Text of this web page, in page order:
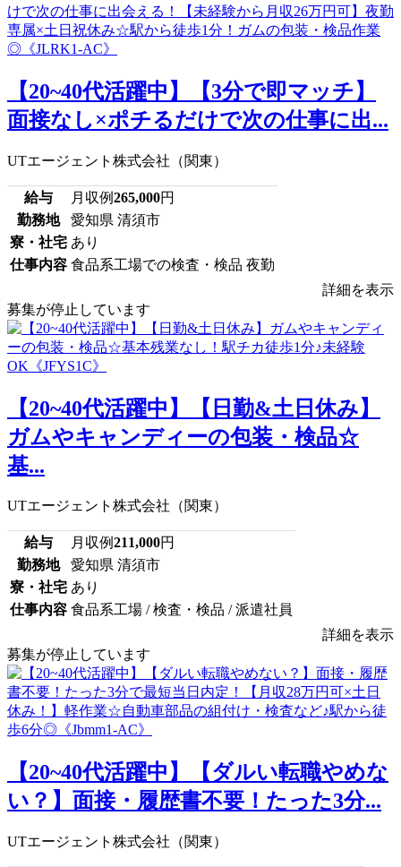
【20~40代活躍中】【3分で即マッチ】
面接なし×ポチるだけで次の仕事に出...
UTエージェント株式会社（関東）
給与 月収例265,000円
勤務地
愛知県 清須市
寮・社宅 あり
仕事内容 食品系工場での検査・検品 夜勤
詳細を表示
募集が停止しています
【20~40代活躍中】【日勤&土日休み】
ガムやキャンディーの包装・検品☆
基...
UTエージェント株式会社（関東）
給与 月収例211,000円
勤務地
愛知県 清須市
寮・社宅 あり
仕事内容 食品系工場 / 検査・検品 / 派遣社員
詳細を表示
募集が停止しています
【20~40代活躍中】【ダルい転職やめな
い？】面接・履歴書不要！たった3分...
UTエージェント株式会社（関東）